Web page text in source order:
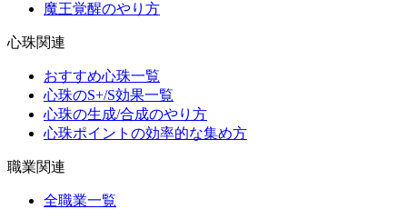
魔王覚醒のやり方
心珠関連
おすすめ心珠一覧
心珠のS+/S効果一覧
心珠の生成/合成のやり方
心珠ポイントの効率的な集め方
職業関連
全職業一覧